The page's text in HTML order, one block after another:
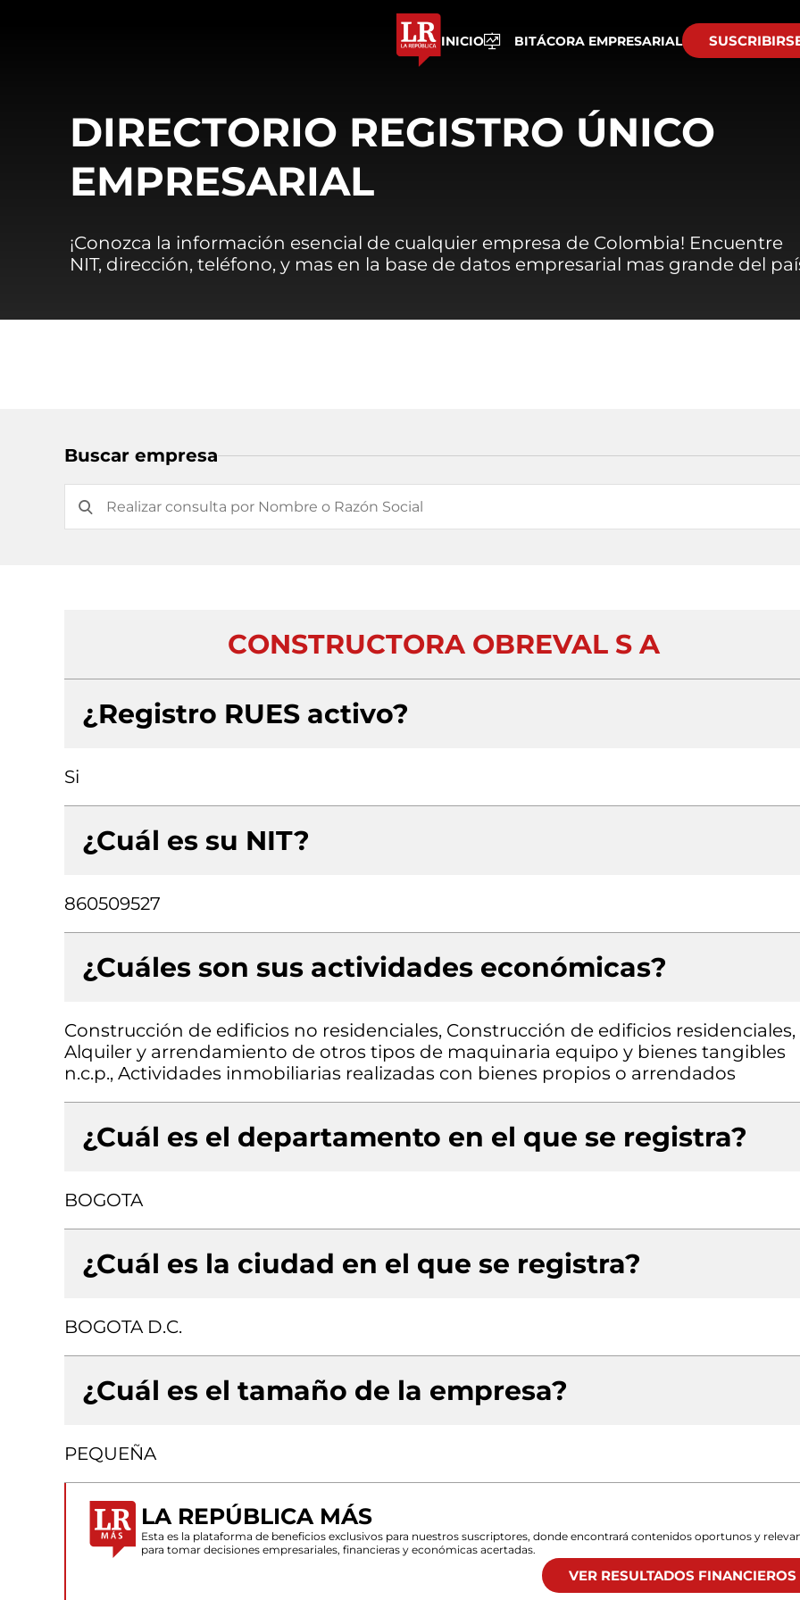
INICIO BITÁCORA EMPRESARIAL
DIRECTORIO REGISTRO ÚNICO
EMPRESARIAL
¡Conozca la información esencial de cualquier empresa de Colombia! Encuentre
NIT, dirección, teléfono, y mas en la base de datos empresarial mas grande del
Buscar empresa
CONSTRUCTORA OBREVAL S A
¿Registro RUES activo?
Si
¿Cuál es su NIT?
860509527
¿Cuáles son sus actividades económicas?
Construcción de edificios no residenciales, Construcción de edificios residenciales,
Alquiler y arrendamiento de otros tipos de maquinaria equipo y bienes tangibles
n.c.p., Actividades inmobiliarias realizadas con bienes propios o arrendados
¿Cuál es el departamento en el que se registra?
BOGOTA
¿Cuál es la ciudad en el que se registra?
BOGOTA D.C.
¿Cuál es el tamaño de la empresa?
PEQUEÑA
LA REPÚBLICA MÁS
Esta es la plataforma de beneficios exclusivos para nuestros suscriptores, donde encontrará contenidos oportunos y
para tomar decisiones empresariales, financieras y económicas acertadas.
VER RESULTADOS FINANCIEROS